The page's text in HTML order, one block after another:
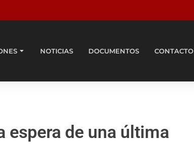
NOTICIAS DOCUMENTOS CONTACTO
espera de una última